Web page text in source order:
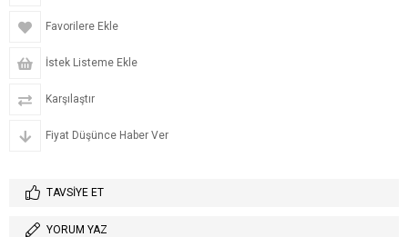
Favorilere Ekle
İstek Listeme Ekle
Karşılaştır
Fiyat Düşünce Haber Ver
TAVSIYE ET
YORUM YAZ